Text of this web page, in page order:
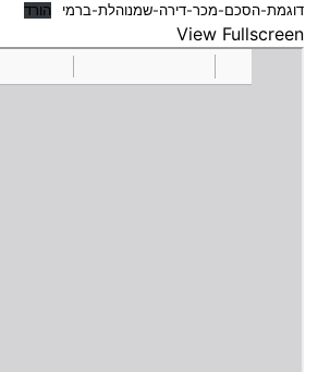
דוגמת-הסכם-מכר-דירה-שמנוהלת-ברמי הורד
View Fullscreen